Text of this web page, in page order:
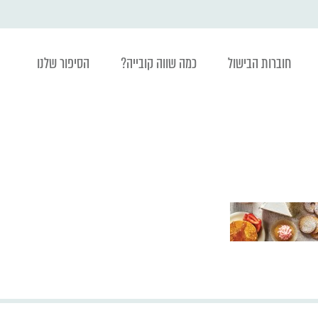
חוברות הבישול כמה שווה קובייה? הסיפור שלנו